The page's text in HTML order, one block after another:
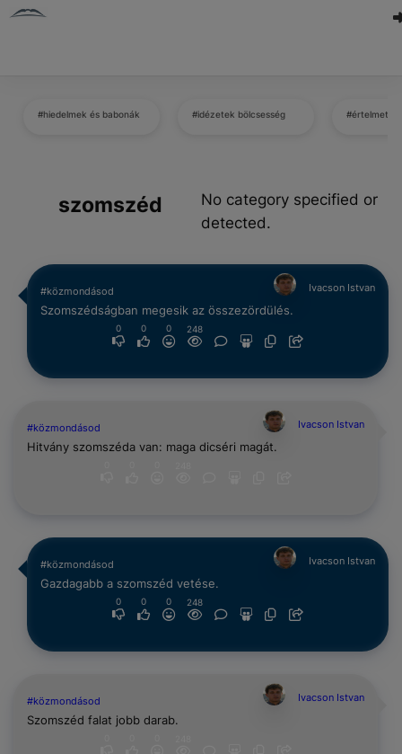
#hiedelmek és babonák #idézetek bölcsesség
szomszéd
No category specified or
detected.
#közmondásod Ivacson Istvan
Szomszédságban megesik az összezördülés.
0 0 0 248
#közmondásod Ivacson Istvan
Hitvány szomszéda van: maga dicséri magát.
#közmondásod Ivacson Istvan
Gazdagabb a szomszéd vetése.
0 0 0 248
#közmondásod Ivacson Istvan
Szomszéd falat jobb darab.